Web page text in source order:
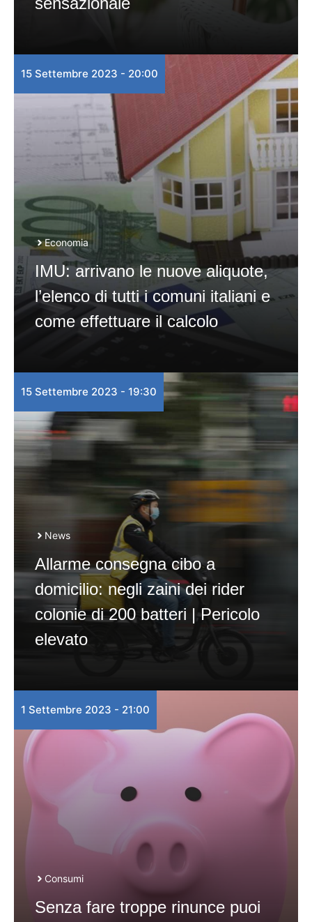
15 Settembre 2023 - 20:00
Economia
IMU: arrivano le nuove aliquote,
l’elenco di tutti i comuni italiani e
come effettuare il calcolo
15 Settembre 2023 - 19:30
News
Allarme consegna cibo a
domicilio: negli zaini dei rider
colonie di 200 batteri | Pericolo
elevato
1 Settembre 2023 - 21:00
Consumi
Senza fare troppe rinunce puoi